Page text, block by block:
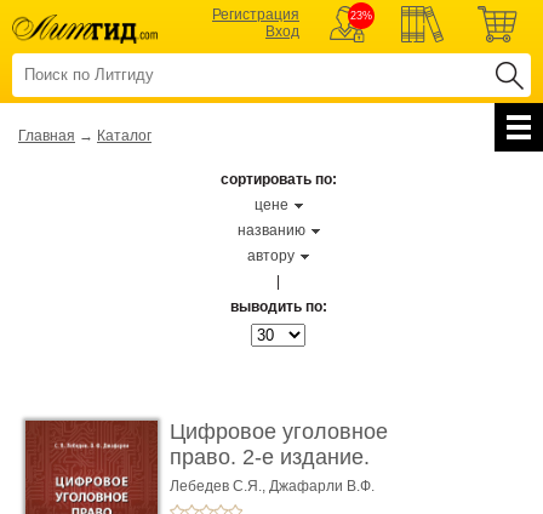
Регистрация
Вход
23%
Главная → Каталог
сортировать по:
цене
названию
автору
выводить по:
Цифровое уголовное
право. 2-е издание.
Монограф ...
Лебедев С.Я., Джафарли В.Ф.